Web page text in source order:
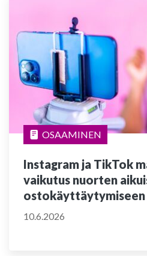
OSAAMINEN
Instagram ja TikTok
vaikutus nuorten
ostokäyttäytymiseen
10.6.2026